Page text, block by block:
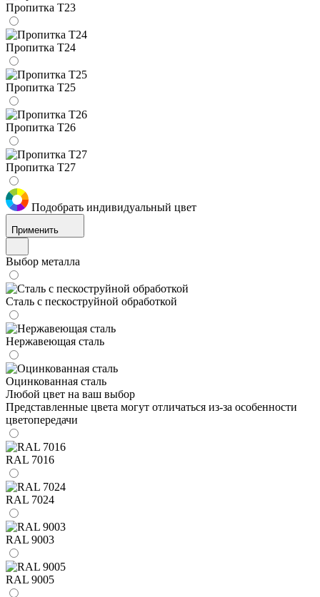
Пропитка Т23
Пропитка Т24
Пропитка Т25
Пропитка Т26
Пропитка Т27
Подобрать индивидуальный цвет
Применить
Выбор металла
Сталь с пескоструйной обработкой
Нержавеющая сталь
Оцинкованная сталь
Любой цвет на ваш выбор
Представленные цвета могут отличаться из-за особенности
цветопередачи
RAL 7016
RAL 7024
RAL 9003
RAL 9005